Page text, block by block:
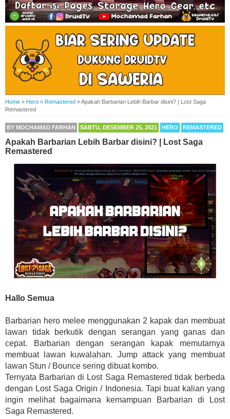
Home » Hero » Remastered »Apakah Barbarian Lebih Barbar disini? | Lost Saga
Remastered
BY MOCHAMAD FARHAN SABTU, DESEMBER 25, 2021 HERO REMASTERED
Apakah Barbarian Lebih Barbar disini? | Lost Saga
Remastered
Hallo Semua
Barbarian hero melee menggunakan 2 kapak dan membuat
lawan tidak berkutik dengan serangan yang ganas dan
cepat. Barbarian dengan serangan kapak memutarnya
membuat lawan kuwalahan. Jump attack yang membuat
lawan Stun / Bounce sering dibuat kombo.
Ternyata Barbarian di Lost Saga Remastered tidak berbeda
dengan Lost Saga Origin / Indonesia. Tapi buat kalian yang
ingin melihat bagaimana kemampuan Barbarian di Lost
Saga Remastered.